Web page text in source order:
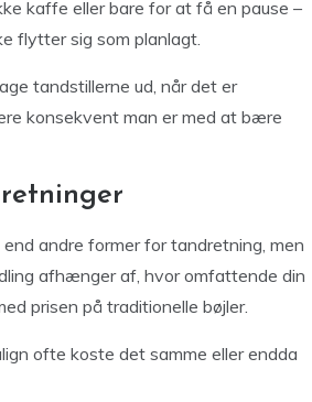
kaffe eller bare for at få en pause –
flytter sig som planlagt.
tandstillerne ud, når det er
konsekvent man er med at bære
andre former for tandretning, men
afhænger af, hvor omfattende din
prisen på traditionelle bøjler.
ofte koste det samme eller endda